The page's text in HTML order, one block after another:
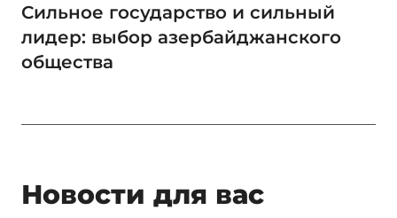
Сильное государство и сильный
лидер: выбор азербайджанского
общества
Новости для вас